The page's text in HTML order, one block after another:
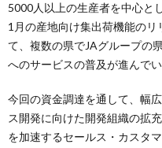
5000人以上の生産者を中心と
1月の産地向け集出荷機能のリ
て、複数の県でJAグループの
へのサービスの普及が進んでい
今回の資金調達を通して、幅
ス開発に向けた開発組織の拡
を加速するセールス・カスタ